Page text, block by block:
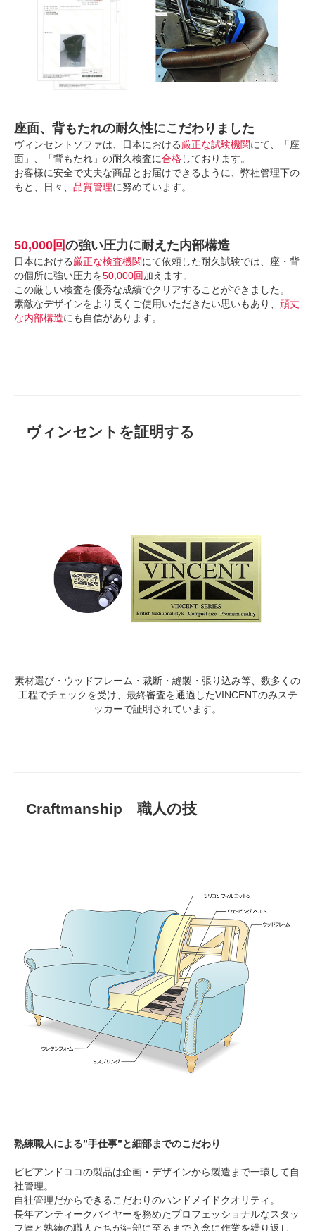
座面、背もたれの耐久性にこだわりました
ヴィンセントソファは、日本における厳正な試験機関にて、「座
面」、「背もたれ」の耐久検査に合格しております。
お客様に安全で丈夫な商品とお届けできるように、弊社管理下の
もと、日々、 品質管理に努めています。
50,000回の強い圧力に耐えた内部構造
日本における厳正な検査機関にて依頼した耐久試験では、座・背
の個所に強い圧力を50,000回加えます。
この厳しい検査を優秀な成績でクリアすることができました。
素敵なデザインをより長くご使用いただきたい思いもあり、 頑丈
な内部構造にも自信があります。
ヴィンセントを証明する
素材選び・ウッドフレーム・裁断・縫製・張り込み等、数多くの
工程でチェックを受け、最終審査を通過したVINCENTのみステ
ッカーで証明されています。
Craftmanship 職人の技
熟練職人による”手仕事”と細部までのこだわり
ビビアンドココの製品は企画・デザインから製造まで一環して自
社管理。
自社管理だからできるこだわりのハンドメイドクオリティ。
長年アンティークバイヤーを務めたプロフェッショナルなスタッ
フ達と熟練の職人たちが細部に至るまで入念に作業を繰り返し、